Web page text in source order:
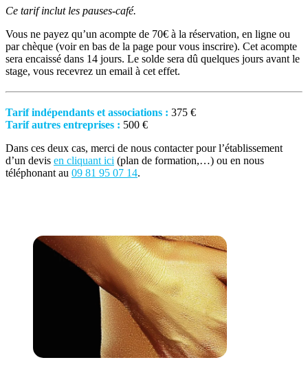
Ce tarif inclut les pauses-café.
Vous ne payez qu’un acompte de 70€ à la réservation, en ligne ou
par chèque (voir en bas de la page pour vous inscrire). Cet acompte
sera encaissé dans 14 jours. Le solde sera dû quelques jours avant le
stage, vous recevrez un email à cet effet.
Tarif indépendants et associations : 375 €
Tarif autres entreprises : 500 €
Dans ces deux cas, merci de nous contacter pour l’établissement
d’un devis en cliquant ici (plan de formation,…) ou en nous
téléphonant au 09 81 95 07 14.